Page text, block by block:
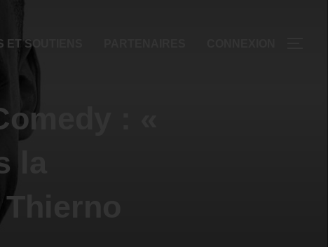
ET SOUTIENS
: «